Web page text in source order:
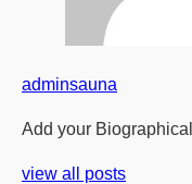
adminsauna
Add your
view all posts